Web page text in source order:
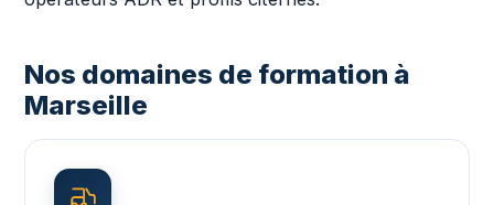
Nos domaines de formation à
Marseille